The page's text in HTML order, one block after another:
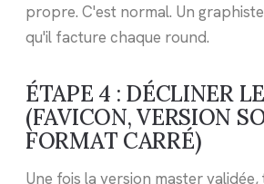
propre. C'est normal. Un
qu'il facture chaque round.
ÉTAPE 4 : DÉCLINER
(FAVICON, VERSION
FORMAT CARRÉ)
Une fois la version master validée,